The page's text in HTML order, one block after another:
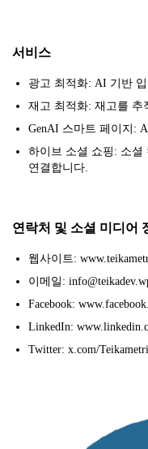
서비스
광고 최적화: AI 기반
재고 최적화: 재고를 추
GenAI 스마트 페이지:
하이브 소셜 쇼핑: 소셜
연결합니다.
연락처 및 소셜 미디어
웹사이트:
이메일:
Facebook:
LinkedIn:
Twitter: x.com/